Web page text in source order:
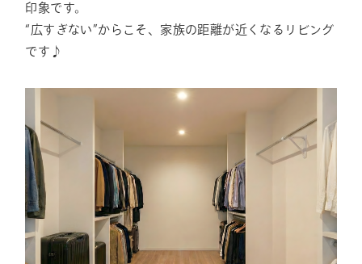
印象です。
“広すぎない”からこそ、家族の距離が近くなるリビング
です♪